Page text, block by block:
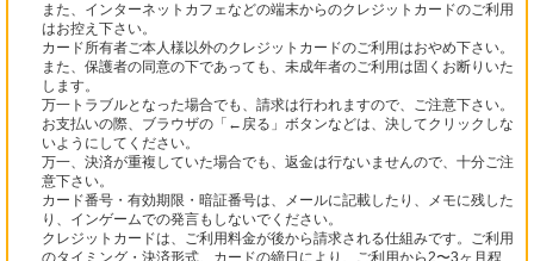
また、インターネットカフェなどの端末からのクレジットカードのご利用
はお控え下さい。
カード所有者ご本人様以外のクレジットカードのご利用はおやめ下さい。
また、保護者の同意の下であっても、未成年者のご利用は固くお断りいた
します。
万一トラブルとなった場合でも、請求は行われますので、ご注意下さい。
お支払いの際、ブラウザの「←戻る」ボタンなどは、決してクリックしな
いようにしてください。
万一、決済が重複していた場合でも、返金は行ないませんので、十分ご注
意下さい。
カード番号・有効期限・暗証番号は、メールに記載したり、メモに残した
り、インゲームでの発言もしないでください。
クレジットカードは、ご利用料金が後から請求される仕組みです。ご利用
のタイミング・決済形式、カードの締日により、ご利用から2〜3ヶ月程